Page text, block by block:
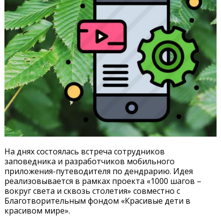
На днях состоялась встреча сотрудников
заповедника и разработчиков мобильного
приложения-путеводителя по дендрарию. Идея
реализовывается в рамках проекта «1000 шагов –
вокруг света и сквозь столетия» совместно с
Благотворительным фондом «Красивые дети в
красивом мире».